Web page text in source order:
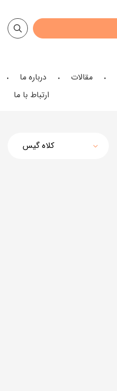
مقالات
درباره ما
ارتباط با ما